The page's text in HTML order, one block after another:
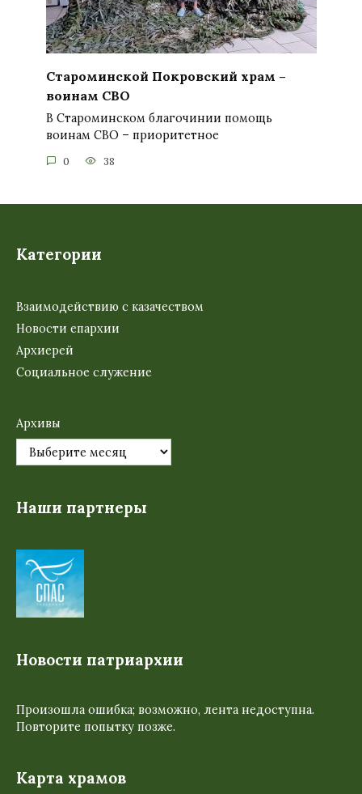
Староминской Покровский храм –
воинам СВО
В Староминском благочинии помощь
воинам СВО – приоритетное
0 38
Категории
Взаимодействию с казачеством
Новости епархии
Архиерей
Социальное служение
Архивы
Наши партнеры
Новости патриархии
Произошла ошибка; возможно, лента недоступна.
Повторите попытку позже.
Карта храмов